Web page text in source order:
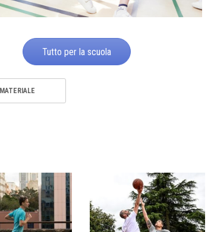
Tutto per la scuola
MATERIALE